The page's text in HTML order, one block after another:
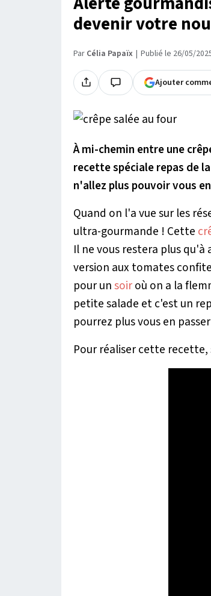
devenir votre
Par Célia Papaïx Publié le 26/05/
Ajouter
À mi-chemin entre une
recette spéciale repas de
n'allez plus pouvoir vous
Quand on l'a vue sur les
ultra-gourmande ! Cette
Il ne vous restera plus
version aux tomates
pour unsoiroù on a la
petite salade et c'est un
pourrez plus vous en
Pour réaliser cette recette,